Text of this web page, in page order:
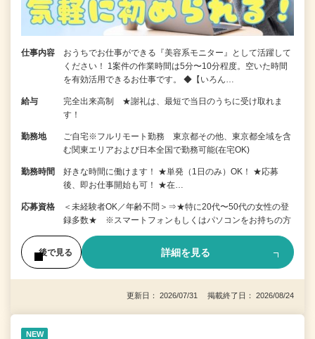
仕事内容
おうちでお仕事ができる『美容系モニター』として活躍して
ください！ 1案件の作業時間は5分〜10分程度。空いた時間
を有効活用できるお仕事です。 ◆【いろん…
給与
完全出来高制 ★謝礼は、最短で当日のうちに受け取れま
す！
勤務地
ご自宅※フルリモート勤務 東京都その他、東京都全域を含
む関東エリアおよび日本全国で勤務可能(在宅OK)
勤務時間
好きな時間に働けます！ ★単発（1日のみ）OK！ ★応募
後、即お仕事開始も可！ ★在…
応募資格
＜未経験者OK／年齢不問＞⇒★特に20代〜50代の女性の登
録多数★ ※スマートフォンもしくはパソコンをお持ちの方
後で見る 詳細を見る
更新日： 2026/07/31 掲載終了日： 2026/08/24
NEW